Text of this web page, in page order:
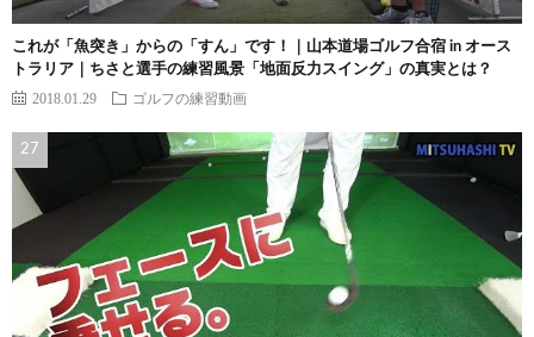
これが「魚突き」からの「すん」です！｜山本道場ゴルフ合宿 in オース
トラリア｜ちさと選手の練習風景「地面反力スイング」の真実とは？
2018.01.29 ゴルフの練習動画